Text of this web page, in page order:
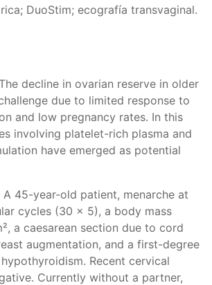
DuoStim; ecografía transvaginal.
The decline in ovarian reserve in older
due to limited response to
and low pregnancy rates. In this
involving platelet-rich plasma and
have emerged as potential
A 45-year-old patient, menarche at
cycles (30 × 5), a body mass
a caesarean section due to cord
augmentation, and a first-degree
Recent cervical
Currently without a partner,